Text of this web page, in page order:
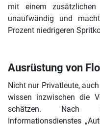
mit einem zusätzlichen
unaufwändig und
Prozent niedrigeren
Ausrüstung von
Nicht nur Privatleute,
wissen inzwischen die
schätzen. Nach
Informationsdienstes